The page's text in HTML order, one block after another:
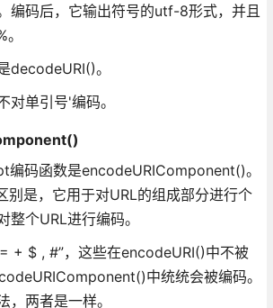
编码后，它输出符号的utf-8形式，并且
decodeURI()。
对单引号'编码。
码函数是encodeURIComponent()。
别是，它用于对URL的组成部分进行个
整个URL进行编码。
+ $ , #”，这些在encodeURI()中不被
中统统会被编码。
，两者是一样。